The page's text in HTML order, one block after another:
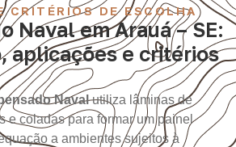
CRITÉRIOS DE ESCOLHA
Naval em Arauá – SE:
aplicações e critérios
Navalutiliza lâminas de
e coladas para formar um painel
a ambientes sujeitos à